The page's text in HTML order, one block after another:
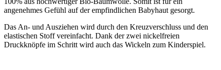
angenehmes Gefühl auf der empfindlichen Babyhaut gesorgt.
Das An- und Ausziehen wird durch den Kreuzverschluss und den
elastischen Stoff vereinfacht. Dank der zwei nickelfreien
Druckknöpfe im Schritt wird auch das Wickeln zum Kinderspiel.